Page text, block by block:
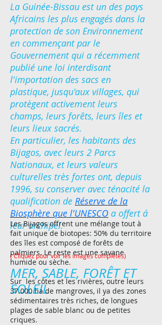
La Guinée-Bissau est un des pays
Africains les plus engagés dans la
protection de son Environnement
en commençant par le
Gouvernement qui a récemment
publié une loi interdisant
l'importation des sacs en
plastique, jusqu'aux villages, qui
protègent activement leurs
champs, leurs forêts, leurs îles et
leurs lieux sacrés.
En particulier, les habitants des
Bijagos, avec leurs 2 Parcs
Nationaux, et leurs valeurs
culturelles très fortes ont, depuis
1996, su conserver avec ténacité la
qualification de Réserve de la
Biosphère que l'UNESCO a offert á
leur archipel.
( Cliquez pour voir les images complètes)
MER, SABLE, FORÊT ET
SOLEIL
Les Bijagos offrent une mélange tout à
fait unique de biotopes: 50% du territoire
des îles est composé de forêts de
palmiers. Le reste est une savane
humide ou sèche.
Sur les côtes et les rivières, outre leurs
37.000 ha de mangroves, il ya des zones
sédimentaires très riches, de longues
plages de sable blanc ou de petites
criques.